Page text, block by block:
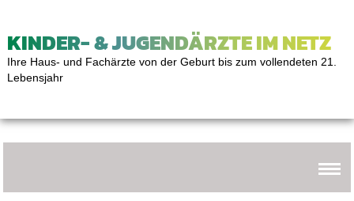
KINDER- & JUGENDÄRZTE IM NETZ
Ihre Haus- und Fachärzte von der Geburt bis zum vollendeten 21.
Lebensjahr